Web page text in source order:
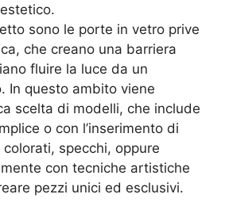
sono le porte in vetro prive
che creano una barriera
fluire la luce da un
In questo ambito viene
scelta di modelli, che include
o con l’inserimento di
specchi, oppure
con tecniche artistiche
pezzi unici ed esclusivi.